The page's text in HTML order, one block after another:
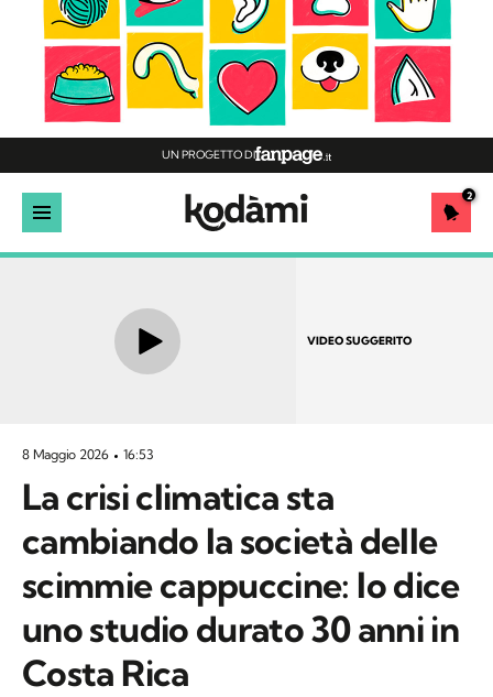
UN PROGETTO DI
2
VIDEO SUGGERITO
8 Maggio 2026 16:53
La crisi climatica sta
cambiando la società delle
scimmie cappuccine: lo dice
uno studio durato 30 anni in
Costa Rica